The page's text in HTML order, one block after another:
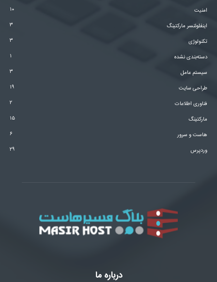
امنیت
۱۰
اینفلوئنسر مارکتینگ
۳
تکنولوژی
۳
دسته‌بندی نشده
۱
سیستم عامل
۳
طراحی سایت
۱۹
فناوری اطلاعات
۲
مارکتینگ
۱۵
هاست و سرور
۶
وردپرس
۲۹
درباره ما